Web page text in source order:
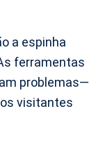
a espinha
ferramentas
problemas—
visitantes